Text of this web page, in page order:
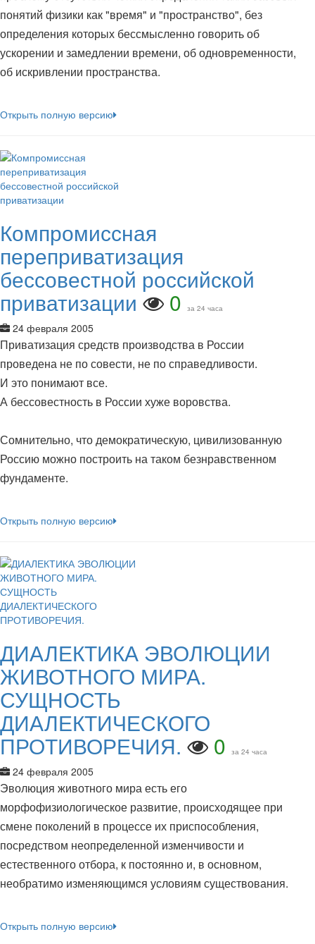
понятий физики как "время" и "пространство", без
определения которых бессмысленно говорить об
ускорении и замедлении времени, об одновременности,
об искривлении пространства.
Открыть полную версию
Компромиссная
переприватизация
бессовестной российской
приватизации 0 за 24 часа
24 февраля 2005
Приватизация средств производства в России
проведена не по совести, не по справедливости.
И это понимают все.
А бессовестность в России хуже воровства.
Сомнительно, что демократическую, цивилизованную
Россию можно построить на таком безнравственном
фундаменте.
Открыть полную версию
ДИАЛЕКТИКА ЭВОЛЮЦИИ
ЖИВОТНОГО МИРА.
СУЩНОСТЬ
ДИАЛЕКТИЧЕСКОГО
ПРОТИВОРЕЧИЯ. 0 за 24 часа
24 февраля 2005
Эволюция животного мира есть его
морфофизиологическое развитие, происходящее при
смене поколений в процессе их приспособления,
посредством неопределенной изменчивости и
естественного отбора, к постоянно и, в основном,
необратимо изменяющимся условиям существования.
Открыть полную версию